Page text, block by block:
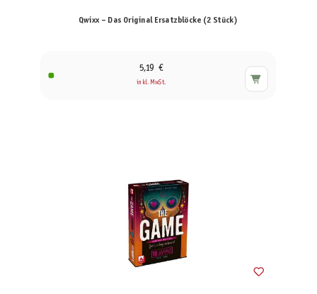
Qwixx – Das Original Ersatzblöcke (2 Stück)
5,19 €
inkl. MwSt.